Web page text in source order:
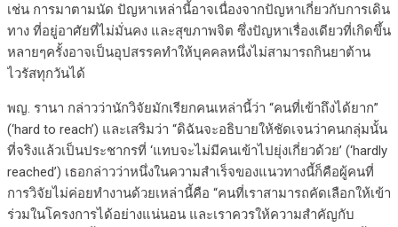
เช่น การมาตามนัด ปัญหาเหล่านี้อาจเนื่องจากปัญหาเกี่ยวกับการเดิน
ทาง ที่อยู่อาศัยที่ไม่มั่นคง และสุขภาพจิต ซึ่งปัญหาเรื่องเดียวที่เกิดขึ้น
หลายๆครั้งอาจเป็นอุปสรรคทำให้บุคคลหนึ่งไม่สามารถกินยาต้าน
ไวรัสทุกวันได้
พญ. รานา กล่าวว่านักวิจัยมักเรียกคนเหล่านี้ว่า “คนที่เข้าถึงได้ยาก”
(‘hard to reach’) และเสริมว่า “ดิฉันจะอธิบายให้ชัดเจนว่าคนกลุ่มนั้น
ที่จริงแล้วเป็นประชากรที่ ‘แทบจะไม่มีคนเข้าไปยุ่งเกี่ยวด้วย’ (‘hardly
reached’) เธอกล่าวว่าหนึ่งในความสำเร็จของแนวทางนี้ก็คือผู้คนที่
การวิจัยไม่ค่อยทำงานด้วยเหล่านี้คือ “คนที่เราสามารถคัดเลือกให้เข้า
ร่วมในโครงการได้อย่างแน่นอน และเราควรให้ความสำคัญกับ